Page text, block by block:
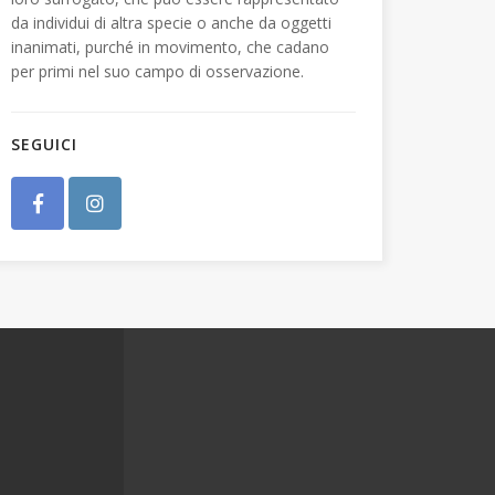
da individui di altra specie o anche da oggetti
inanimati, purché in movimento, che cadano
per primi nel suo campo di osservazione.
SEGUICI